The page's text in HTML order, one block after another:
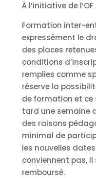
À l’initiative de l’OF
Formation inter-
expressément le
des places
conditions
remplies comme
réserve la
de formation et ce
tard une semaine
des raisons
minimal de
les nouvelles
conviennent pas,
remboursé.